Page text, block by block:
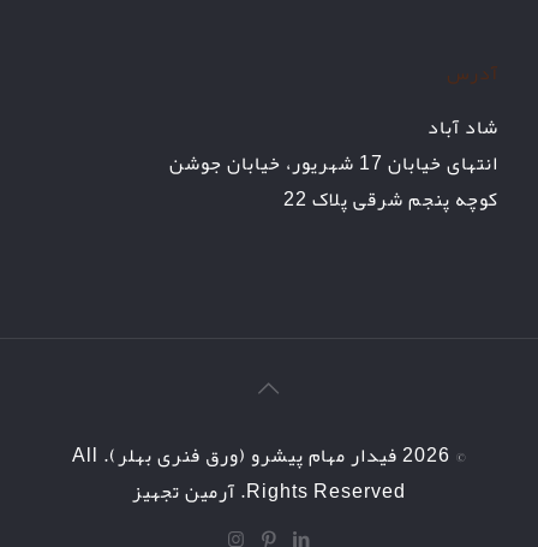
آدرس
شاد آباد
انتهای خیابان 17 شهریور، خیابان جوشن
کوچه پنجم شرقی پلاک 22
© 2026 فیدار مهام پیشرو (ورق فنری بهلر). All
Rights Reserved. آرمین تجهیز